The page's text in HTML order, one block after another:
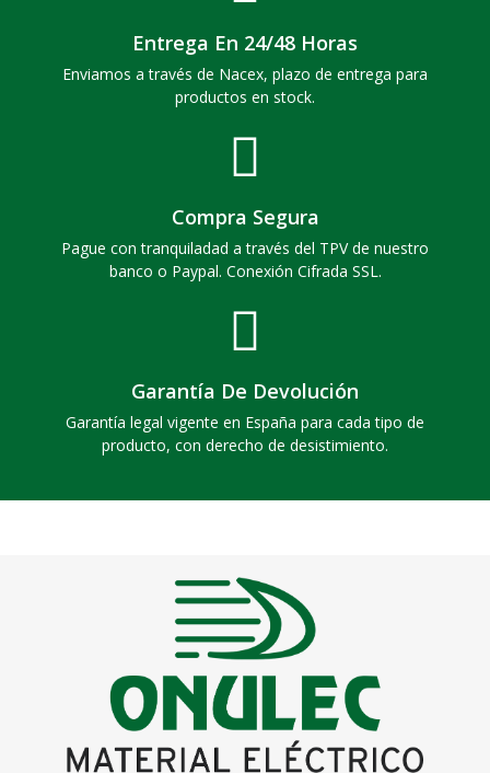
Entrega En 24/48 Horas
Enviamos a través de Nacex, plazo de entrega para
productos en stock.
Compra Segura
Pague con tranquiladad a través del TPV de nuestro
banco o Paypal. Conexión Cifrada SSL.
Garantía De Devolución
Garantía legal vigente en España para cada tipo de
producto, con derecho de desistimiento.